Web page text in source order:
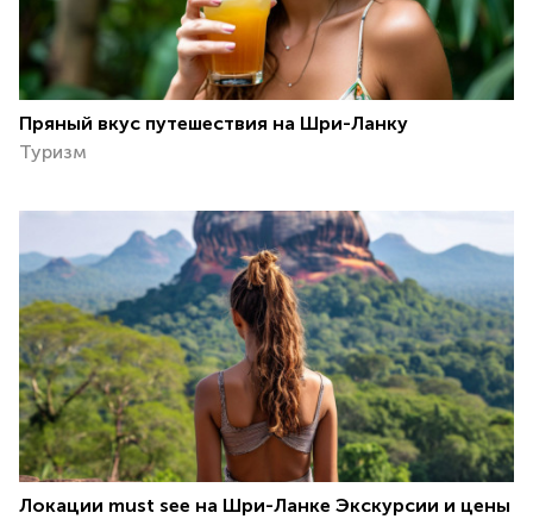
Пряный вкус путешествия на Шри-Ланку
Туризм
Локации must see на Шри-Ланке Экскурсии и цены